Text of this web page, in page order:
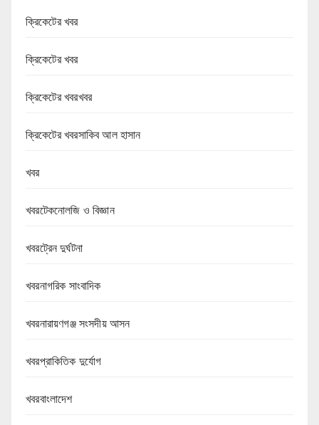
ক্রিকেটের খবর
ক্রিকেটের খবর
ক্রিকেটের খবরখবর
ক্রিকেটের খবরসাকিব আল হাসান
খবর
খবরটেকনোলজি ও বিজ্ঞান
খবরট্রেন দুর্ঘটনা
খবরনাগরিক সাংবাদিক
খবরনারায়ণগঞ্জ সংসদীয় আসন
খবরপ্রাকিতিক দুর্যোগ
খবরবাংলাদেশ